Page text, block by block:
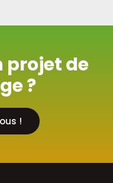
projet de
?
!